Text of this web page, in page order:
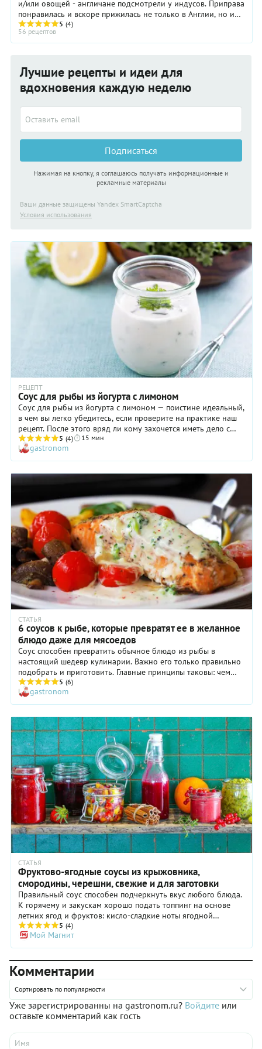
и/или овощей - англичане подсмотрели у индусов. Приправа
понравилась и вскоре прижилась не только в Англии, но и
по всей Империи. Чатни ...
5 (4)
56 рецептов
Лучшие рецепты и идеи для
вдохновения каждую неделю
Подписаться
Нажимая на кнопку, я соглашаюсь получать информационные и
рекламные материалы
Ваши данные защищены Yandex SmartCaptcha
Условия использования
РЕЦЕПТ
Соус для рыбы из йогурта с лимоном
Соус для рыбы из йогурта с лимоном — поистине идеальный,
в чем вы легко убедитесь, если проверите на практике наш
рецепт. После этого вряд ли кому захочется иметь дело с
магазинными заправками! Тем более что готовится соус для
рыбы из йогурта без особых усилий и всего за пятнадцать
минут. Однако простота не исключает довольно вдумчивого
подхода при выборе ингредиентов и способах их
обработки. Например, розовый перец горошком мы
настоятельно рекомендуем измельчать пестиком
непосредственно перед тем, как добавлять в соус: в этом
случае он приобретет более яркий вкус и изумительный
аромат.
5 (4) 15 мин
gastronom
СТАТЬЯ
6 соусов к рыбе, которые превратят ее в желанное
блюдо даже для мясоедов
Соус способен превратить обычное блюдо из рыбы в
настоящий шедевр кулинарии. Важно его только правильно
подобрать и приготовить. Главные принципы таковы: чем
жирнее рыба, тем острее и кислее должен быть соус. Чем
рыба нежнее, тем соус деликатнее. Чем ярче вкус рыбы, тем
нейтральнее соус — и наоборот. Правильный соус
сбалансирует вкус и добавит штрих утонченности. Он
должен быть легким дополнением, не маскировать
деликатный аромат рыбы и не перебивать натуральный
вкус.
5 (6)
gastronom
СТАТЬЯ
Фруктово-ягодные соусы из крыжовника,
смородины, черешни, свежие и для заготовки
Правильный соус способен подчеркнуть вкус любого блюда.
К горячему и закускам хорошо подать топпинг на основе
летних ягод и фруктов: кисло-сладкие ноты ягодной
заправки придадут мясу, птице, рыбе или сыру особое
звучание. Поспешим приготовить их, пока сезон не
закончился! Для закусок подойдут легкие и освежающие
соусы из крыжовника и смородины. Они также идеально
сочетаются с сырами, мясом и птицей. Для заправки горячих
блюд, особенно к мясу и птице, подойдут более
насыщенные и ароматные соусы, например, из черешни или
вишни. А для рыбы сделайте брусничный или апельсиновый
дип. Соусы, фруктовые пасты и сиропы могут выступать
также в качестве маринада или дипа, придавая блюду
изысканный вкус и красивый вид. Среди популярных
ягодных соусов отдельно выделим чатни, ткемали и аджику.
5 (4)
Мой Магнит
Комментарии
Сортировать по популярности
Уже зарегистрированны на gastronom.ru? Войдите или
оставьте комментарий как гость